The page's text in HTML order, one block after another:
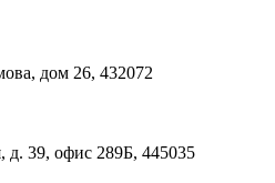
дом 26, 432072
д. 39, офис 289Б, 445035